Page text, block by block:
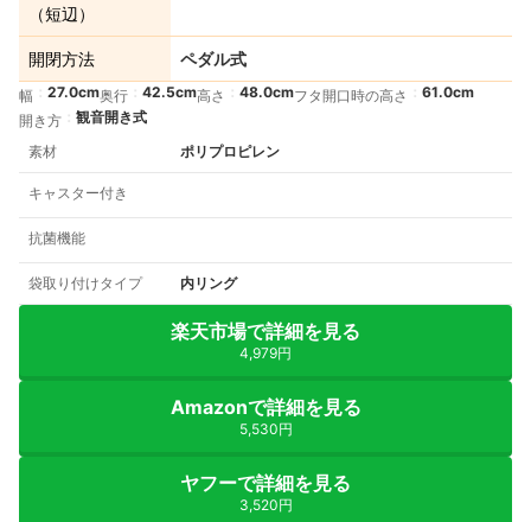
（短辺）
開閉方法 ペダル式
幅 27.0cm奥行 42.5cm高さ 48.0cmフタ開口時の高さ
61.0cm
開き方
観音開き式
素材
ポリプロピレン
キャスター付き
抗菌機能
袋取り付けタイプ 内リング
楽天市場で詳細を見る
4,979円
Amazonで詳細を見る
5,530円
ヤフーで詳細を見る
3,520円